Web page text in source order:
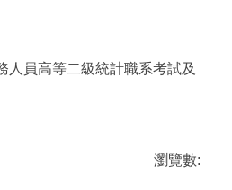
人員高等二級統計職系考試及
瀏覽數: